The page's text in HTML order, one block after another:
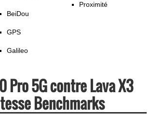
BeiDou
GPS
Galileo
Proximité
Pro 5G contre Lava X3
Benchmarks